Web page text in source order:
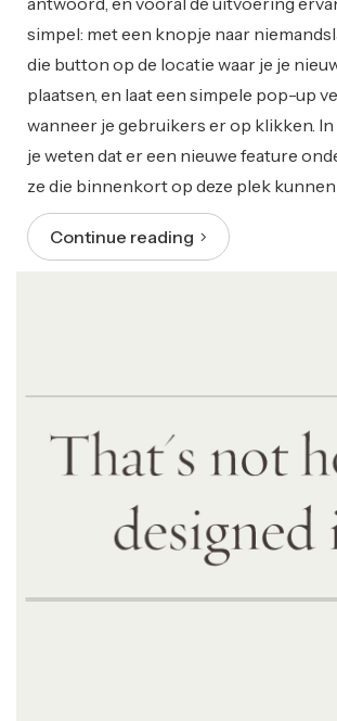
simpel: met een knopje naar
die button op de locatie waar je je
plaatsen, en laat een simpele pop-up
wanneer je gebruikers er op klikken.
je weten dat er een nieuwe feature
ze die binnenkort op deze plek kunnen
Continue reading